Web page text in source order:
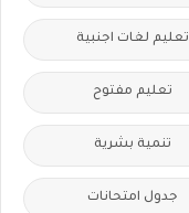
تعليم لغات اجنبية
تعليم مفتوح
تنمية بشرية
جدول امتحانات